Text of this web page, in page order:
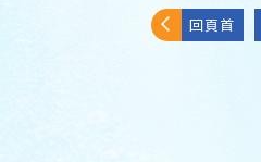
回頁首